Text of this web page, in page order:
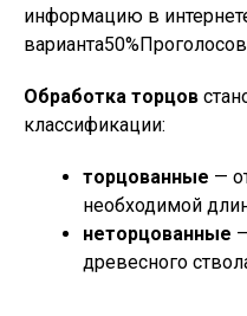
информацию в
Обработка торцов
классификации:
торцованные —
необходимой
неторцованные
древесного